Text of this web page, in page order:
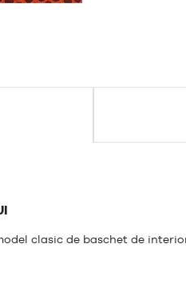
clasic de baschet de